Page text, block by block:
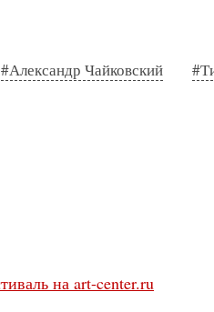
#Александр Чайковский